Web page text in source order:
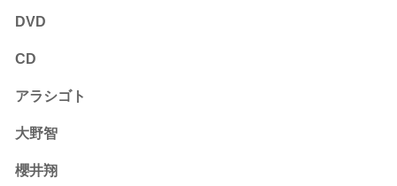
DVD
CD
アラシゴト
大野智
櫻井翔